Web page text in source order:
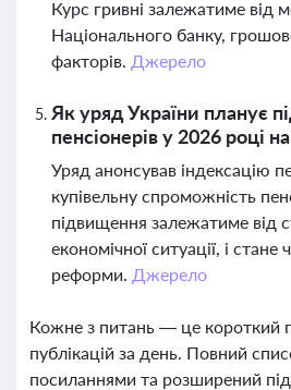
Курс гривні залежатиме від
Національного банку,
факторів. Джерело
Як уряд України планує
пенсіонерів у 2026 році
Уряд анонсував індексацію
купівельну спроможність
підвищення залежатиме від
економічної ситуації, і
реформи. Джерело
Кожне з питань — це короткий
публікацій за день. Повний
посиланнями та розширений